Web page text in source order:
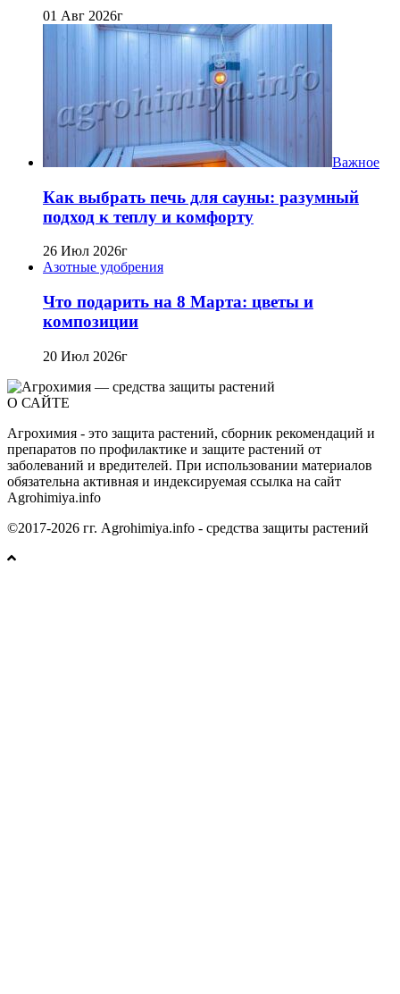
01 Авг 2026г
Важное
Как выбрать печь для сауны: разумный
подход к теплу и комфорту
26 Июл 2026г
Азотные удобрения
Что подарить на 8 Марта: цветы и
композиции
20 Июл 2026г
О САЙТЕ
Агрохимия - это защита растений, сборник рекомендаций и
препаратов по профилактике и защите растений от
заболеваний и вредителей. При использовании материалов
обязательна активная и индексируемая ссылка на сайт
Agrohimiya.info
©2017-2026 гг. Agrohimiya.info - средства защиты растений